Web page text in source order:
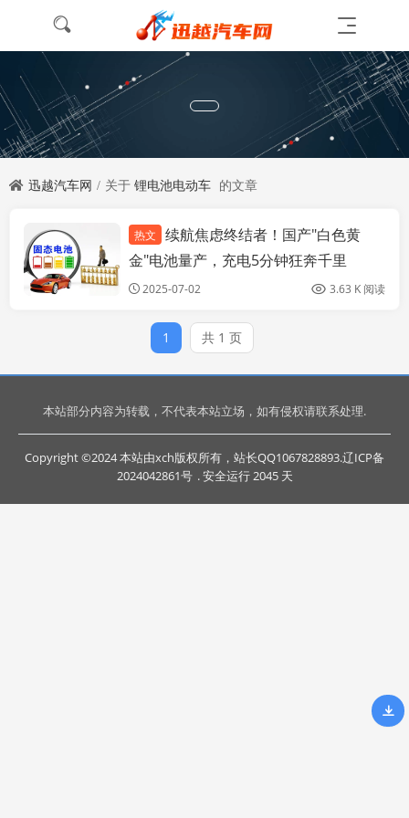
迅越汽车网 关于 锂电池电动车 的文章
迅越新闻
热文
续航焦虑终结者！国产"白色黄
金"电池量产，充电5分钟狂奔千里
2025-07-02 3.63 K 阅读
1 共 1 页
本站部分内容为转载，不代表本站立场，如有侵权请联系处理.
Copyright ©2024 本站由xch版权所有，站长QQ1067828893.辽ICP备
2024042861号 . 安全运行2045 天